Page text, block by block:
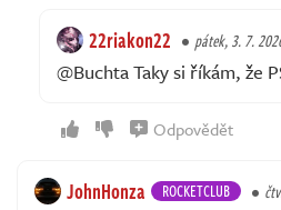
22riakon22 pátek, 3. 7.
@Buchta Taky si říkám, že
Odpovědět
JohnHonza ROCKETCLUB